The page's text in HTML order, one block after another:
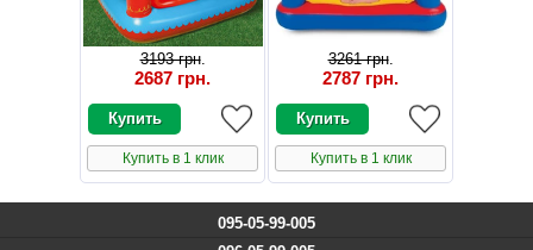
3193 грн.
2687 грн.
Купить в 1 клик
3261 грн.
2787 грн.
Купить в 1 клик
095-05-99-005